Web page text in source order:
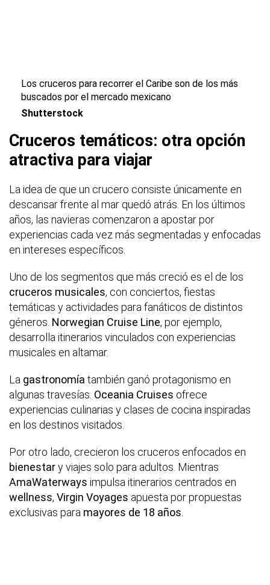
Los cruceros para recorrer el Caribe son de los más
buscados por el mercado mexicano
Shutterstock
Cruceros temáticos: otra opción
atractiva para viajar
La idea de que un crucero consiste únicamente en
descansar frente al mar quedó atrás. En los últimos
años, las navieras comenzaron a apostar por
experiencias cada vez más segmentadas y enfocadas
en intereses específicos.
Uno de los segmentos que más creció es el de los
cruceros musicales, con conciertos, fiestas
temáticas y actividades para fanáticos de distintos
géneros. Norwegian Cruise Line, por ejemplo,
desarrolla itinerarios vinculados con experiencias
musicales en altamar.
La gastronomía también ganó protagonismo en
algunas travesías. Oceania Cruises ofrece
experiencias culinarias y clases de cocina inspiradas
en los destinos visitados.
Por otro lado, crecieron los cruceros enfocados en
bienestary viajes solo para adultos. Mientras
AmaWaterways impulsa itinerarios centrados en
wellness, Virgin Voyages apuesta por propuestas
exclusivas para mayores de 18 años.